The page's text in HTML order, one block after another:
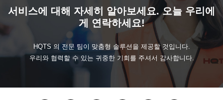
서비스에 대해 자세히 알아보세요. 오늘 우리에
게 연락하세요!
HQTS 의 전문 팀이 맞춤형 솔루션을 제공할 것입니다.
우리와 협력할 수 있는 귀중한 기회를 주셔서 감사합니다.